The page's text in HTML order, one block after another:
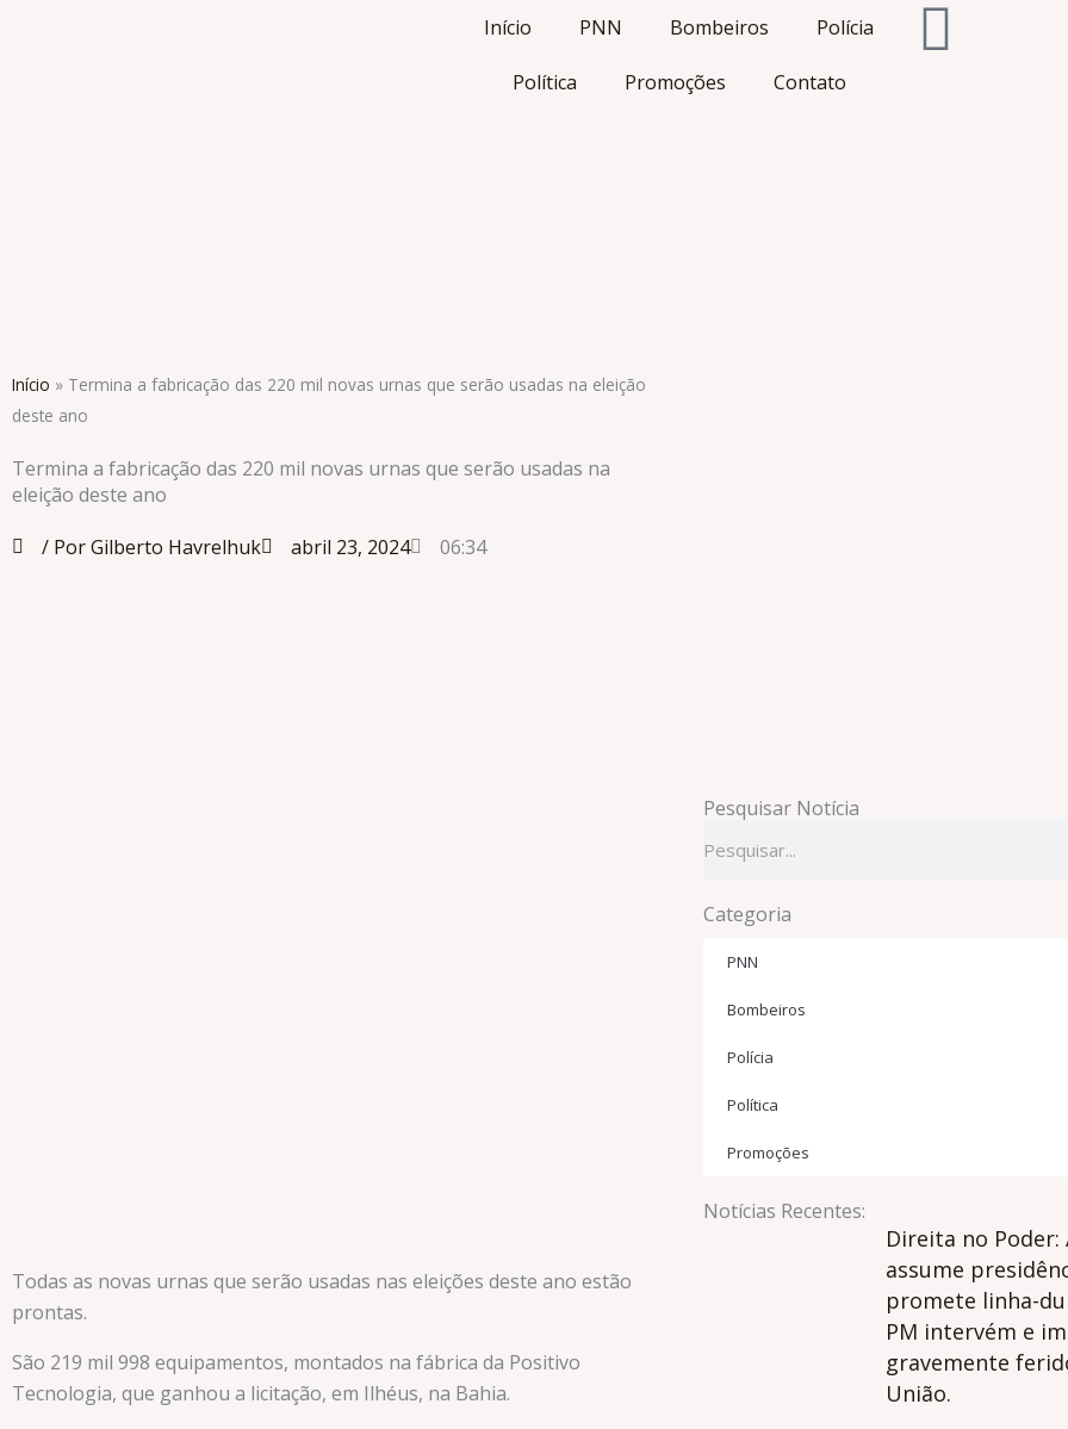
Início PNN Bombeiros Polícia
Política Promoções Contato
Início » Termina a fabricação das 220 mil novas urnas que serão usadas na eleição
deste ano
Termina a fabricação das 220 mil novas urnas que serão usadas na
eleição deste ano
/ Por Gilberto Havrelhuk
abril 23, 2024 06:34
Todas as novas urnas que serão usadas nas eleições deste ano estão
prontas.
São 219 mil 998 equipamentos, montados na fábrica da Positivo
Tecnologia, que ganhou a licitação, em Ilhéus, na Bahia.
Pesquisar Notícia
Categoria
PNN
Bombeiros
Polícia
Política
Promoções
Notícias Recentes:
Direita no Poder:
assume
promete linha-
PM intervém e
gravemente
União.